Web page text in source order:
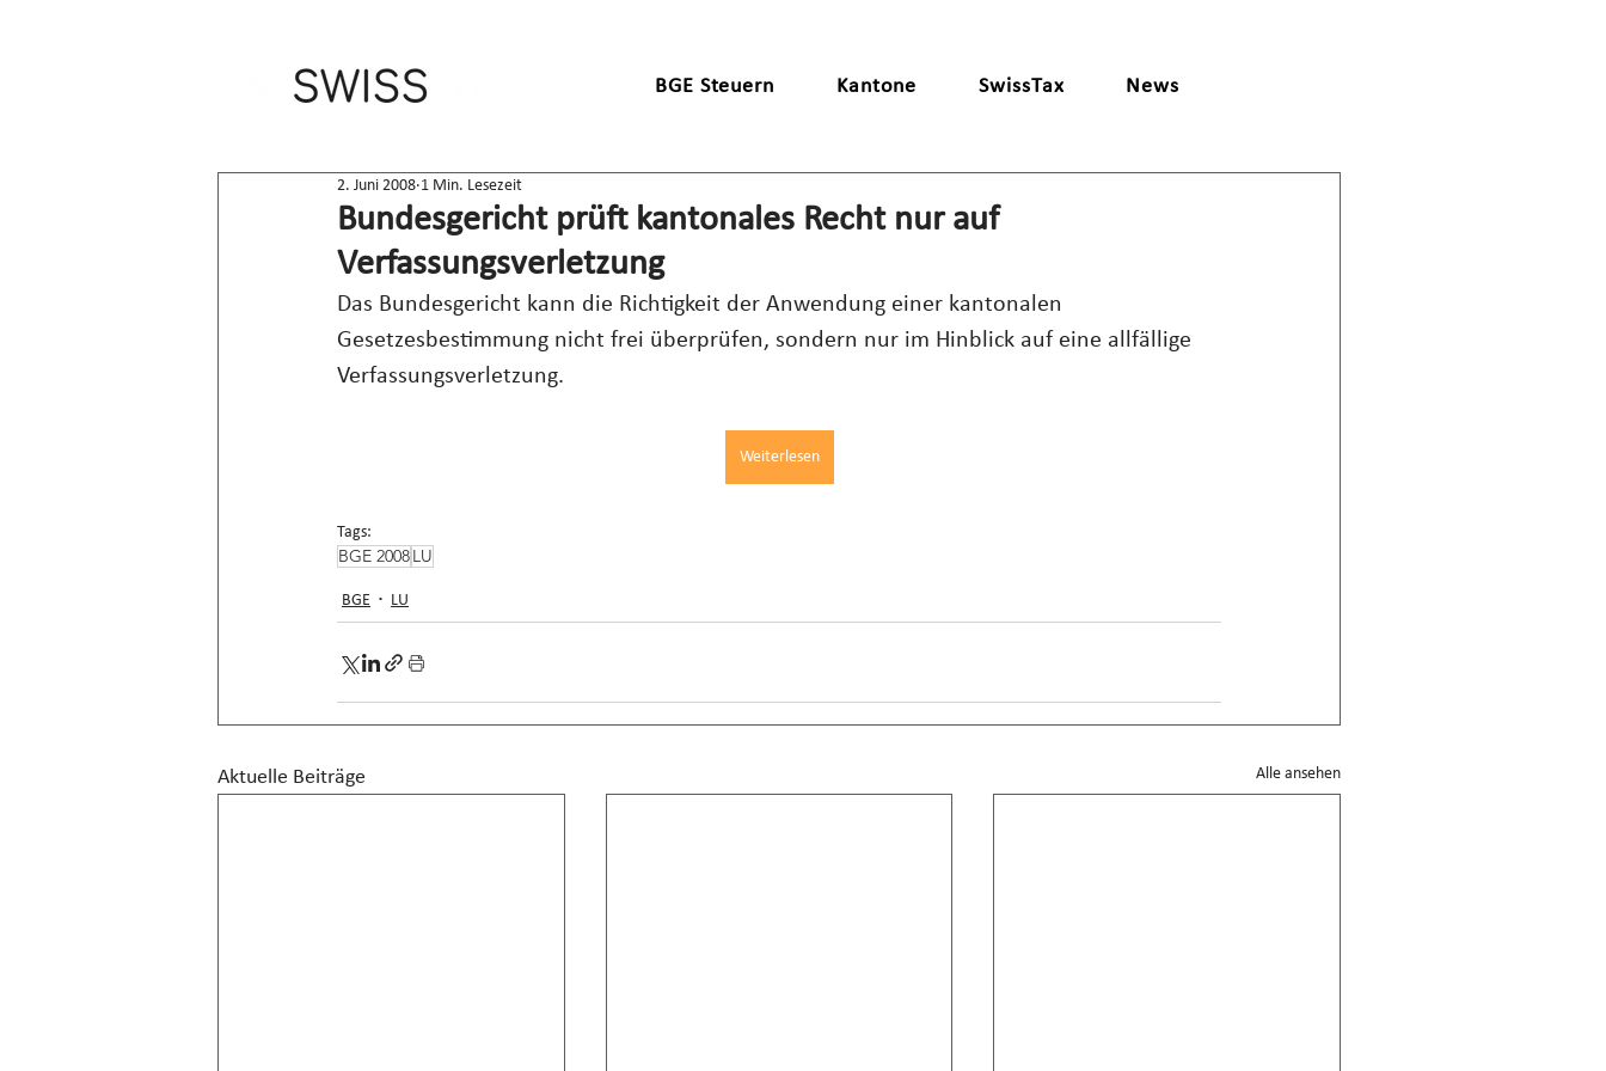
BGE Steuern Kantone SwissTax News
Bundesgericht prüft kantonales Recht nur auf
Verfassungsverletzung
2. Juni 2008 1 Min. Lesezeit
Das Bundesgericht kann die Richtigkeit der Anwendung einer kantonalen
Gesetzesbestimmung nicht frei überprüfen, sondern nur im Hinblick auf eine allfällige
Verfassungsverletzung.
Weiterlesen
Tags:
BGE 2008LU
BGE LU
Aktuelle Beiträge Alle ansehen